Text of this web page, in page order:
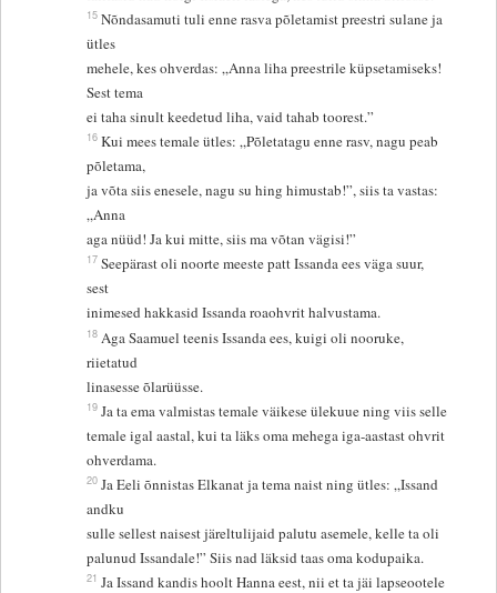
15 Nõndasamuti tuli enne rasva põletamist preestri sulane ja
ütles
mehele, kes ohverdas: „Anna liha preestrile küpsetamiseks!
Sest tema
ei taha sinult keedetud liha, vaid tahab toorest.”
16 Kui mees temale ütles: „Põletatagu enne rasv, nagu peab
põletama,
ja võta siis enesele, nagu su hing himustab!”, siis ta vastas:
„Anna
aga nüüd! Ja kui mitte, siis ma võtan vägisi!”
17 Seepärast oli noorte meeste patt Issanda ees väga suur,
sest
inimesed hakkasid Issanda roaohvrit halvustama.
18 Aga Saamuel teenis Issanda ees, kuigi oli nooruke,
riietatud
linasesse õlarüüsse.
19 Ja ta ema valmistas temale väikese ülekuue ning viis selle
temale igal aastal, kui ta läks oma mehega iga-aastast ohvrit
ohverdama.
20 Ja Eeli õnnistas Elkanat ja tema naist ning ütles: „Issand
andku
sulle sellest naisest järeltulijaid palutu asemele, kelle ta oli
palunud Issandale!” Siis nad läksid taas oma kodupaika.
21 Ja Issand kandis hoolt Hanna eest, nii et ta jäi lapseootele